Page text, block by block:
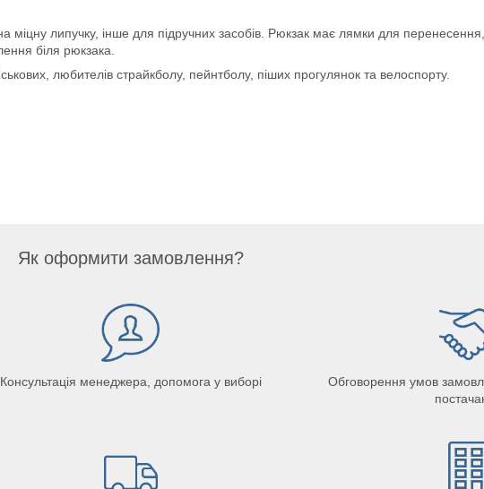
міцну липучку, інше для підручних засобів. Рюкзак має лямки для
біля рюкзака.
любителів страйкболу, пейнтболу, піших прогулянок та велоспорту.
Як оформити замовлення?
Консультація менеджера, допомога у виборі
Обговорення умов